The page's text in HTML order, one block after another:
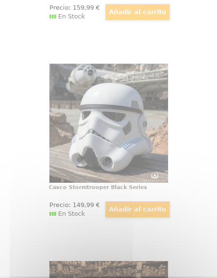
Precio: 159,99€
En Stock
Casco Stormtrooper Black Series
Descubre las emocionantes
historias del bien contra el mal en
una galaxia muy, muy lejana con
el Casco electrónico de
Stormtrooper Black Series de Star
Wars. El casco tiene una escala
1/1
Casco Stormtrooper Black Series
Precio: 149,99€
En Stock
Varita de Albus Dumbledore
Ollivander